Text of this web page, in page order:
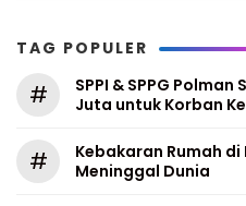
TAG POPULER
#
SPPI & SPPG
Juta untuk Korban
#
Kebakaran Rumah
Meninggal Dunia